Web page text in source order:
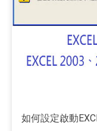
如何設定啟動